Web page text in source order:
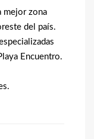
mejor zona
del país.
Encuentro.